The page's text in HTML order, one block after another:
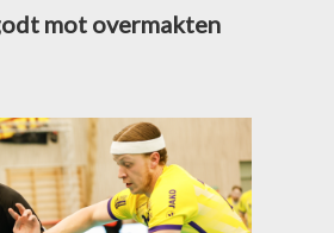
mot overmakten